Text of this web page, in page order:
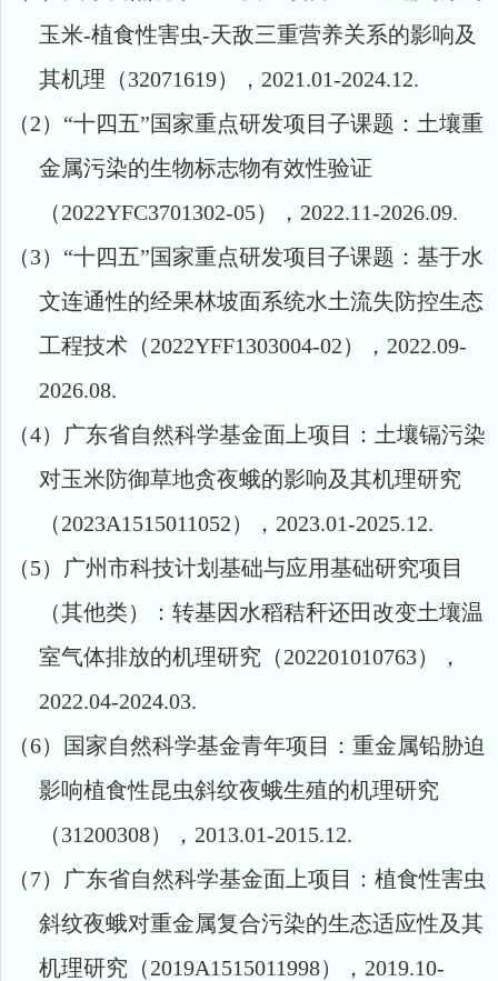
玉米-植食性害虫-天敌三重营养关系的影响及
其机理（32071619）， 2021.01-2024.12.
（2） “十四五”国家重点研发项目子课题：土壤重
金属污染的生物标志物有效性验证
（2022YFC3701302-05）， 2022.11-2026.09.
（3） “十四五”国家重点研发项目子课题：基于水
文连通性的经果林坡面系统水土流失防控生态
工程技术（2022YFF1303004-02）， 2022.09-
2026.08.
（4） 广东省自然科学基金面上项目：土壤镉污染
对玉米防御草地贪夜蛾的影响及其机理研究
（2023A1515011052）， 2023.01-2025.12.
（5） 广州市科技计划基础与应用基础研究项目
（其他类）： 转基因水稻秸秆还田改变土壤温
室气体排放的机理研究（202201010763），
2022.04-2024.03.
（6）
国家自然科学基金青年项目：重金属铅胁迫
影响植食性昆虫斜纹夜蛾生殖的机理研究
（31200308）， 2013.01-2015.12.
（7） 广东省自然科学基金面上项目：植食性害虫
斜纹夜蛾对重金属复合污染的生态适应性及其
机理研究（2019A1515011998）， 2019.10-